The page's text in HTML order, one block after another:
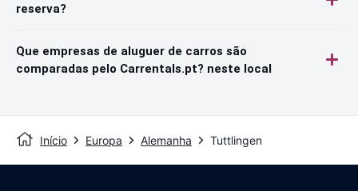
reserva?
Que empresas de aluguer de carros são
comparadas pelo Carrentals.pt? neste local
Início Europa Alemanha Tuttlingen